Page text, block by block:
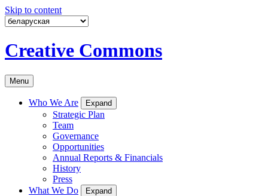
Skip to content
Creative Commons
Menu
Who We Are Expand
Strategic Plan
Team
Governance
Opportunities
Annual Reports & Financials
History
Press
What We Do
Expand